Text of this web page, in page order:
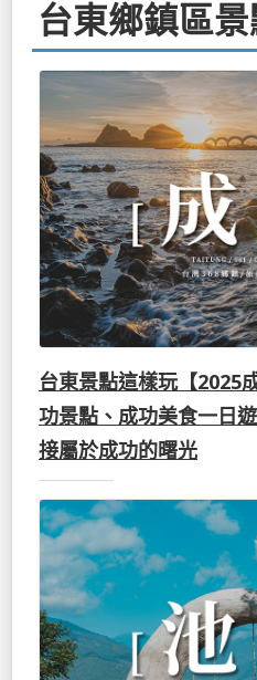
台東鄉鎮區景
台東景點這樣玩【2025
功景點、成功美食一日
接屬於成功的曙光